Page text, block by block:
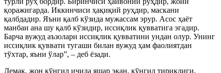
қоражигарда. Иккинчиси ҳақиқий руҳдир, маскани
қалбдадир. Яъни қалб кўзида мужассам эрур. Асос ҳаёт
манбаи ана шу қалб кўзидир, иссиқлик қувватига эгадир.
Барча вужуд аъзолари иссиқлик қувватини ундан олур. Унинг
иссиқлик қуввати тугаши билан вужуд ҳам фаолиятдан
тўхтар, яъни ўлар”, – деб ёзади.
Демак, жон кўнгил ичида яшар экан, кўнгил тириклиги,